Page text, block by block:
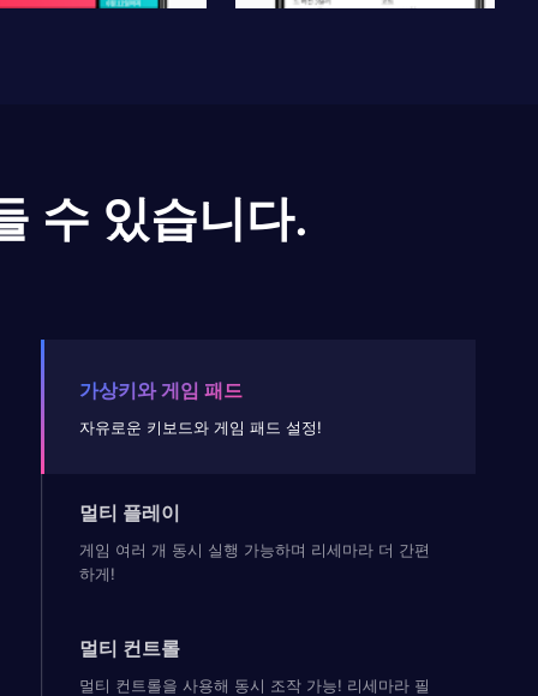
수 있습니다.
가상키와 게임 패드
자유로운 키보드와 게임 패드 설정!
멀티 플레이
게임 여러 개 동시 실행 가능하며 리세마라 더 간편
하게!
멀티 컨트롤
멀티 컨트롤을 사용해 동시 조작 가능! 리세마라 필